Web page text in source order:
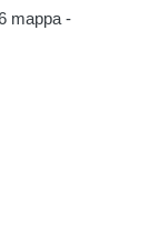
mappa -